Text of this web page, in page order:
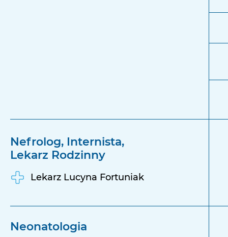
Neonatologia
Nefrolog, Internista,
Lekarz Rodzinny
Lekarz Lucyna Fortuniak